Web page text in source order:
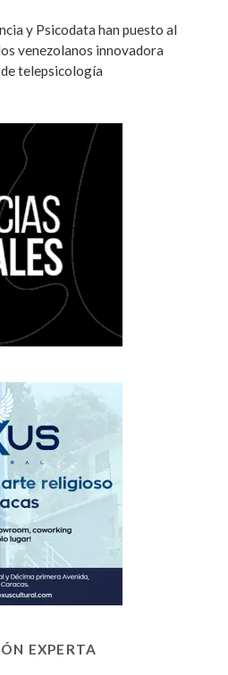
y Psicodata han puesto al
venezolanos innovadora
telepsicología
EXPERTA